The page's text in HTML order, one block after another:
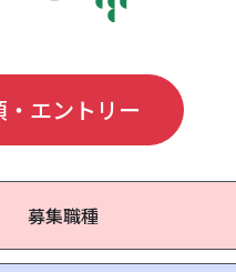
・エントリー
募集職種